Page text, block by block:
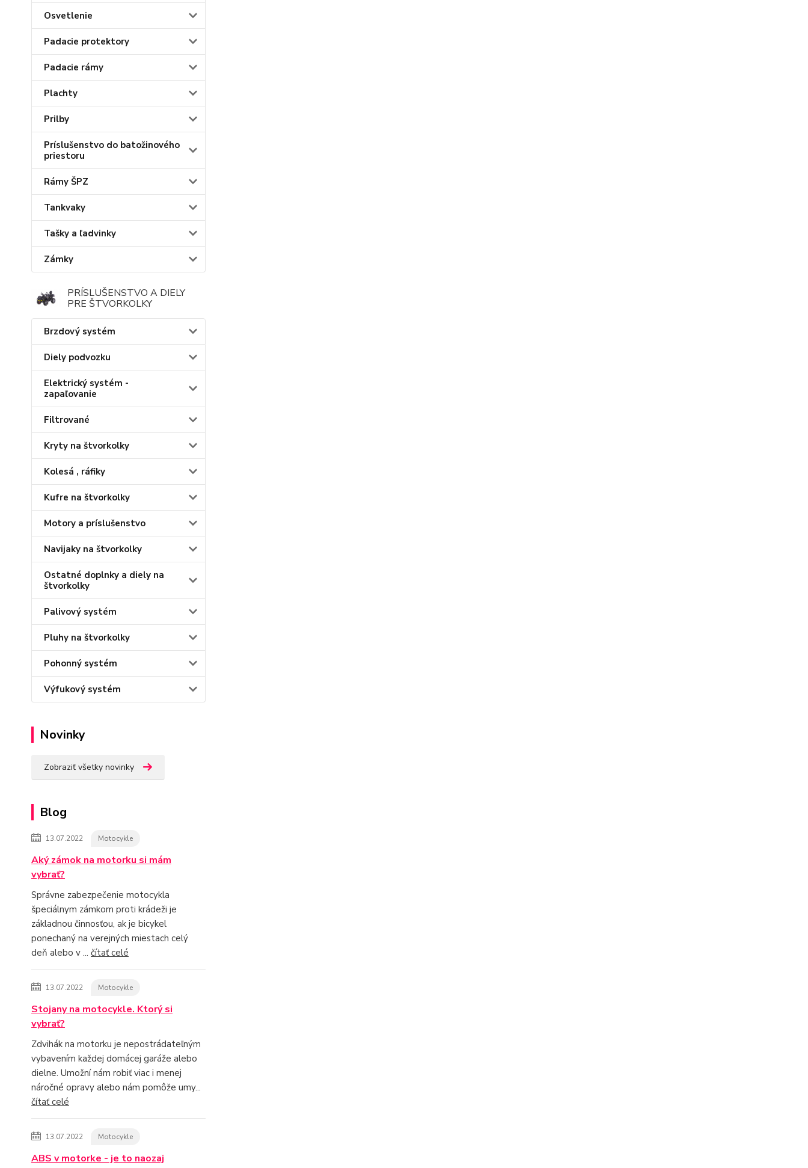
Osvetlenie
Padacie protektory
Padacie rámy
Plachty
Prilby
Príslušenstvo do batožinového
priestoru
Rámy ŠPZ
Tankvaky
Tašky a ľadvinky
Zámky
PRÍSLUŠENSTVO A DIELY
PRE ŠTVORKOLKY
Brzdový systém
Diely podvozku
Elektrický systém -
zapaľovanie
Filtrované
Kryty na štvorkolky
Kolesá , ráfiky
Kufre na štvorkolky
Motory a príslušenstvo
Navijaky na štvorkolky
Ostatné doplnky a diely na
štvorkolky
Palivový systém
Pluhy na štvorkolky
Pohonný systém
Výfukový systém
Novinky
Zobraziť všetky novinky
Blog
13.07.2022 Motocykle
Aký zámok na motorku si mám
vybrať?
Správne zabezpečenie motocykla
špeciálnym zámkom proti krádeži je
základnou činnosťou, ak je bicykel
ponechaný na verejných miestach celý
deň alebo v ... čítať celé
13.07.2022 Motocykle
Stojany na motocykle. Ktorý si
vybrať?
Zdvihák na motorku je nepostrádateľným
vybavením každej domácej garáže alebo
dielne. Umožní nám robiť viac i menej
náročné opravy alebo nám pomôže umy...
čítať celé
13.07.2022 Motocykle
ABS v motorke - je to naozaj